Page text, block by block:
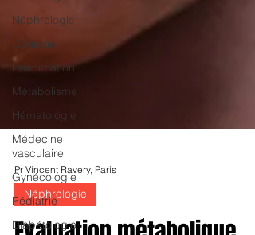
Néphrologie
Gériatrie
Réanimation
Métabolisme
Hématologie
Médecine
vasculaire
Gynécologie
Pédiatrie
Diabétologie
Pr Vincent Ravery, Paris